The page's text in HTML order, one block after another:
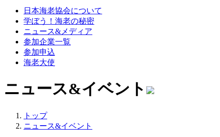
日本海老協会について
学ぼう！海老の秘密
ニュース&メディア
参加企業一覧
参加申込
海老大使
ニュース&イベント
トップ
ニュース&イベント